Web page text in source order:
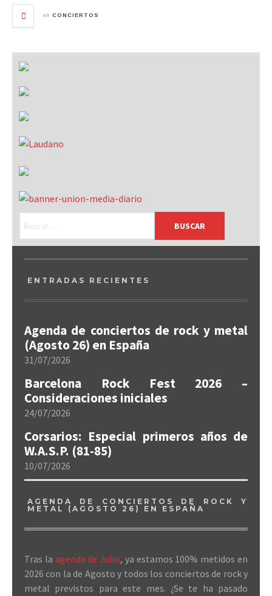
en CONCIERTOS
ENTRADAS RECIENTES
Agenda de conciertos de rock y metal
(Agosto 26) en España
31/07/2026
Barcelona Rock Fest 2026 –
Consideraciones iniciales
24/07/2026
Corsarios: Especial primeros años de
W.A.S.P. (81-85)
10/07/2026
AGENDA DE CONCIERTOS DE ROCK Y
METAL (AGOSTO 26) EN ESPAÑA
Tras la agenda de Julio, ya estamos 100% metidos en
2026 con la de Agosto y todos los conciertos de rock y
metal previstos para este mes. ¿Se te ha pasado